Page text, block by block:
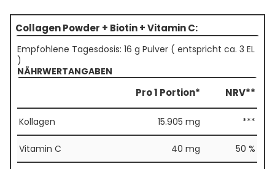
Collagen Powder + Biotin + Vitamin C:
Empfohlene Tagesdosis: 16 g Pulver ( entspricht ca. 3 EL
)
NÄHRWERTANGABEN
Pro 1 Portion* NRV**
Kollagen 15.905 mg ***
Vitamin C 40 mg 50 %